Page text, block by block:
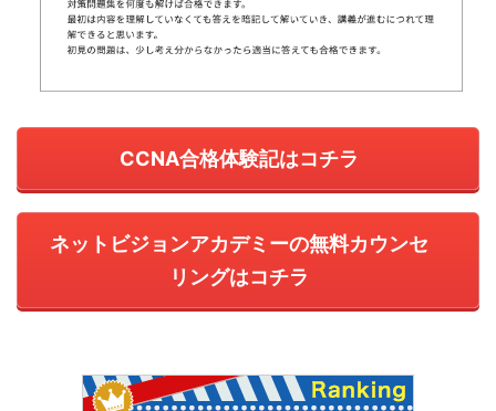
CCNA合格体験記はコチラ
ネットビジョンアカデミーの無料カウンセ
リングはコチラ